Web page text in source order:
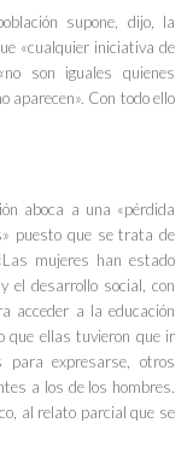
supone, dijo, la
«cualquier iniciativa de
son iguales quienes
aparecen». Con todo ello
aboca a una «pérdida
puesto que se trata de
mujeres han estado
el desarrollo social, con
acceder a la educación
que ellas tuvieron que ir
para expresarse, otros
a los de los hombres.
al relato parcial que se